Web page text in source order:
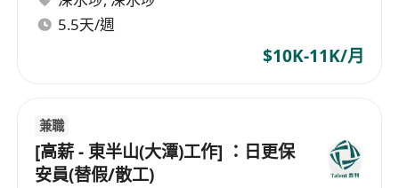
最快上班日期：
保安經驗：
5.5天/週
$10K-11K/月
兼職
[高薪 - 東半山(大潭)工作] ：日更保
安員(替假/散工)